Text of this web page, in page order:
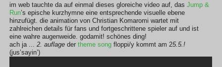
im web tauchte da auf einmal dieses gloreiche video auf, dasJump &
Run’s epische kurzhymne eine entsprechende visuelle ebene
hinzufügt. die animation von Christian Komaromi wartet mit
zahlreichen details für fans und fortgeschrittene spieler auf und ist
eine wahre augenweide. godamit! schönes ding!
ach ja ...2. auflage dertheme song floppi/y kommt am 25.5.!
(jus’sayin’)